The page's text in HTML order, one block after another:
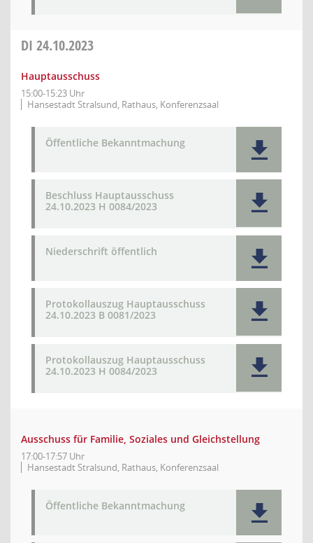
DI 24.10.2023
Hauptausschuss
15:00-15:23 Uhr
Hansestadt Stralsund, Rathaus, Konferenzsaal
Öffentliche Bekanntmachung
Beschluss Hauptausschuss
24.10.2023 H 0084/2023
Niederschrift öffentlich
Protokollauszug Hauptausschuss
24.10.2023 B 0081/2023
Protokollauszug Hauptausschuss
24.10.2023 H 0084/2023
Ausschuss für Familie, Soziales und Gleichstellung
17:00-17:57 Uhr
Hansestadt Stralsund, Rathaus, Konferenzsaal
Öffentliche Bekanntmachung